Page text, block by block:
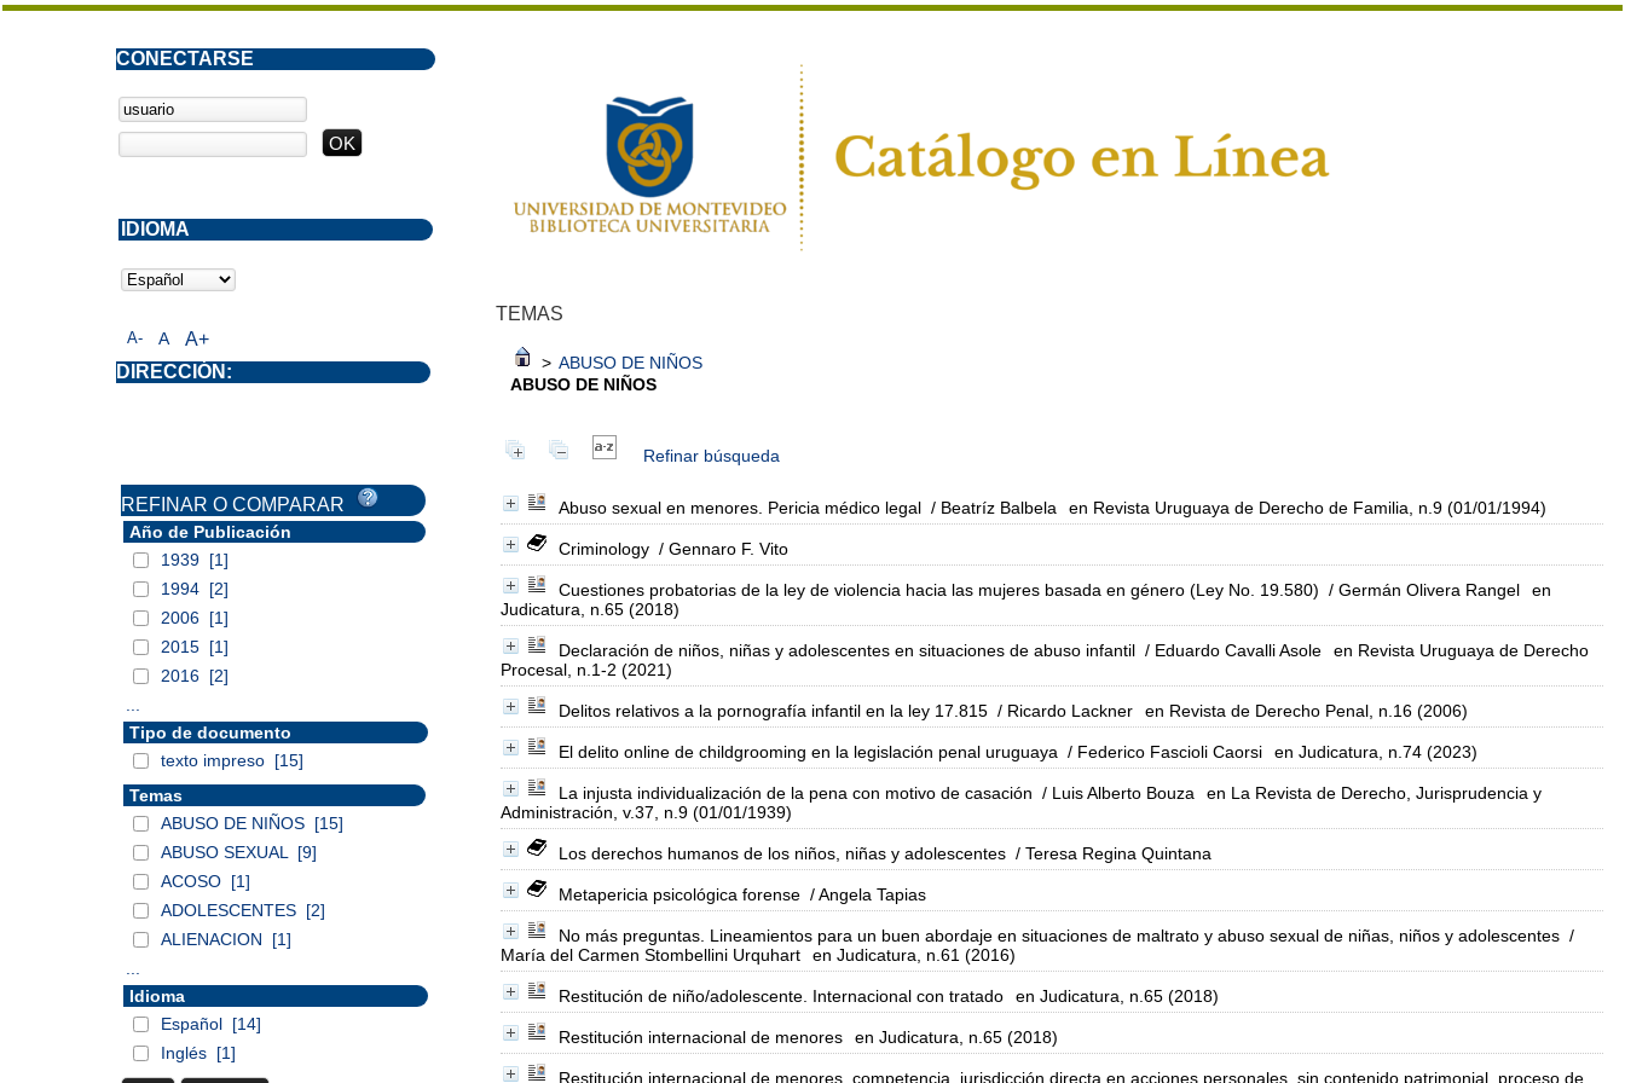
TEMAS
> ABUSO DE NIÑOS
ABUSO DE NIÑOS
Refinar búsqueda
Abuso sexual en menores. Pericia médico legal / Beatríz Balbela en Revista Uruguaya de Derecho de Familia, n.9 (01/01/1994)
Criminology / Gennaro F. Vito
Cuestiones probatorias de la ley de violencia hacia las mujeres basada en género (Ley No. 19.580) / Germán Olivera Rangel
en
Judicatura, n.65 (2018)
Declaración de niños, niñas y adolescentes en situaciones de abuso infantil / Eduardo Cavalli Asole
en Revista Uruguaya de Derecho
Procesal, n.1-2 (2021)
Delitos relativos a la pornografía infantil en la ley 17.815 / Ricardo Lackner en Revista de Derecho Penal, n.16 (2006)
El delito online de childgrooming en la legislación penal uruguaya / Federico Fascioli Caorsi en Judicatura, n.74 (2023)
La injusta individualización de la pena con motivo de casación / Luis Alberto Bouza
en La Revista de Derecho, Jurisprudencia y
Administración, v.37, n.9 (01/01/1939)
Los derechos humanos de los niños, niñas y adolescentes / Teresa Regina Quintana
Metapericia psicológica forense / Angela Tapias
No más preguntas. Lineamientos para un buen abordaje en situaciones de maltrato y abuso sexual de niñas, niños y adolescentes /
María del Carmen Stombellini Urquhart
en Judicatura, n.61 (2016)
Restitución de niño/adolescente. Internacional con tratado en Judicatura, n.65 (2018)
Restitución internacional de menores en Judicatura, n.65 (2018)
Restitución internacional de menores, competencia, jurisdicción directa en acciones personales, sin contenido patrimonial, proceso de
A- A A+
CONECTARSE
DIRECCIÓN:
IDIOMA
REFINAR O COMPARAR
Año de Publicación
1939 [1]
1994 [2]
2006 [1]
2015 [1]
2016 [2]
Tipo de documento
texto impreso [15]
Temas
ABUSO DE NIÑOS [15]
ABUSO SEXUAL
[9]
ACOSO [1]
ADOLESCENTES [2]
ALIENACION
[1]
Idioma
Español [14]
Inglés [1]